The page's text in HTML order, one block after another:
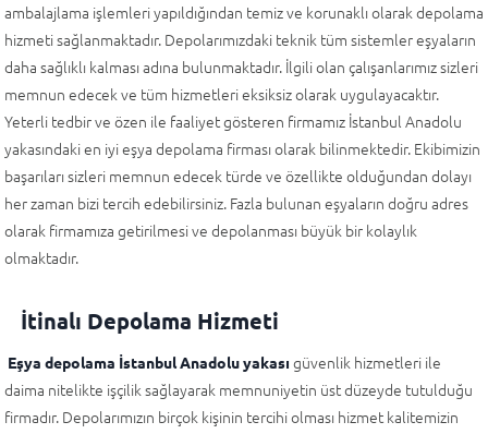
ambalajlama işlemleri yapıldığından temiz ve korunaklı olarak depolama
hizmeti sağlanmaktadır. Depolarımızdaki teknik tüm sistemler eşyaların
daha sağlıklı kalması adına bulunmaktadır. İlgili olan çalışanlarımız sizleri
memnun edecek ve tüm hizmetleri eksiksiz olarak uygulayacaktır.
Yeterli tedbir ve özen ile faaliyet gösteren firmamız İstanbul Anadolu
yakasındaki en iyi eşya depolama firması olarak bilinmektedir. Ekibimizin
başarıları sizleri memnun edecek türde ve özellikte olduğundan dolayı
her zaman bizi tercih edebilirsiniz. Fazla bulunan eşyaların doğru adres
olarak firmamıza getirilmesi ve depolanması büyük bir kolaylık
olmaktadır.
İtinalı Depolama Hizmeti
Eşya depolama İstanbul Anadolu yakası güvenlik hizmetleri ile
daima nitelikte işçilik sağlayarak memnuniyetin üst düzeyde tutulduğu
firmadır. Depolarımızın birçok kişinin tercihi olması hizmet kalitemizin